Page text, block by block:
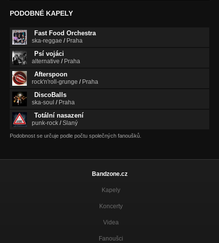
Misa de opera Bohemica - část (live 01/2009)
Bogorodicje djevo (12/2008)
Nezařazeno
Every time i feel the spirit (12/2008)
Nezařazeno
Steal away (live 03/2008)
Nezařazeno
PODOBNÉ KAPELY
Fast Food Orchestra
ska-reggae / Praha
Psí vojáci
alternative / Praha
Afterspoon
rock'n'roll-grunge / Praha
DiscoBalls
ska-soul / Praha
Totální nasazení
punk-rock /Slaný
Podobnost se určuje podle počtu společných fanoušků.
Bandzone.cz
Kapely
Koncerty
Videa
Fanoušci